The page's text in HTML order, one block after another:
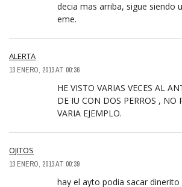
decia mas arriba, sigue siendo
eme.
ALERTA
13 ENERO, 2013 AT 00:36
HE VISTO VARIAS VECES AL
DE IU CON DOS PERROS , NO
VARIA EJEMPLO.
OJITOS
13 ENERO, 2013 AT 00:39
hay el ayto podia sacar dinerito